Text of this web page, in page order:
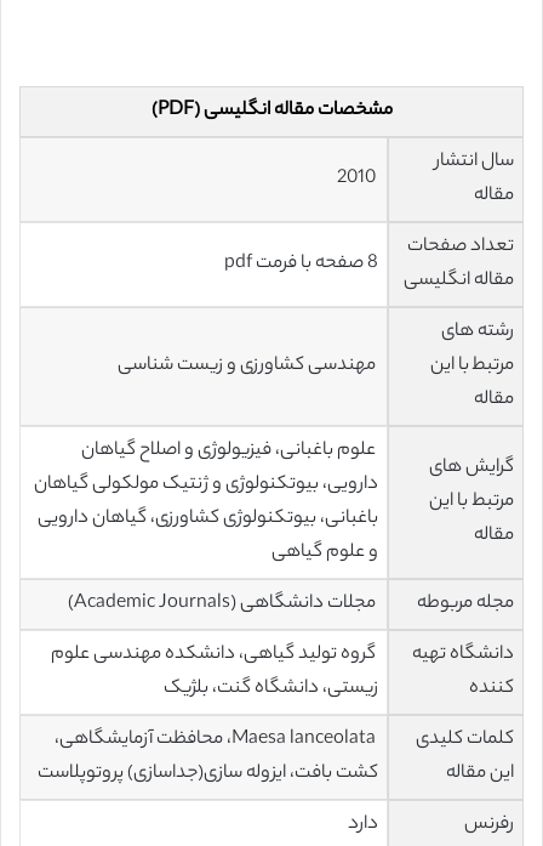
مشخصات مقاله انگلیسی (PDF)
سال انتشار
مقاله
تعداد صفحات
مقاله انگلیسی
8 صفحه با فرمت pdf
رشته های
مرتبط با این
مقاله
مهندسی کشاورزی و زیست شناسی
گرایش های
مرتبط با این
مقاله
علوم باغبانی، فیزیولوژی و اصلاح گیاهان
دارویی، بیوتکنولوژی و ژنتیک مولکولی گیاهان
باغبانی، بیوتکنولوژی کشاورزی، گیاهان دارویی
و علوم گیاهی
مجله مربوطه
مجلات دانشگاهی (Academic Journals)
دانشگاه تهیه
کننده
گروه تولید گیاهی، دانشکده مهندسی علوم
زیستی، دانشگاه گنت، بلژیک
کلمات کلیدی
این مقاله
Maesa lanceolata، محافظت آزمایشگاهی،
کشت بافت، ایزوله سازی(جداسازی) پروتوپلاست
رفرنس
دارد